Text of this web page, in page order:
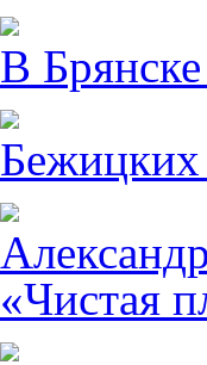
В
Бежицких
«Чистая